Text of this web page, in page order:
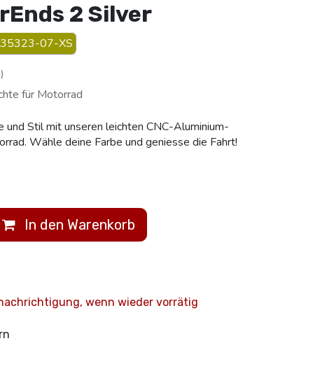
2 Silver
07-XS
für Motorrad
Stil mit unseren leichten CNC-Aluminium-
Wähle deine Farbe und geniesse die Fahrt!
In den Warenkorb
wenn wieder vorrätig